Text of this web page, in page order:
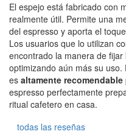
El espejo está fabricado con
realmente útil. Permite una
del espresso y aporta el
Los usuarios que lo utilizan
encontrado la manera de
optimizando aún más su
es altamente recomendable
espresso perfectamente
ritual cafetero en casa.
todas las reseñas